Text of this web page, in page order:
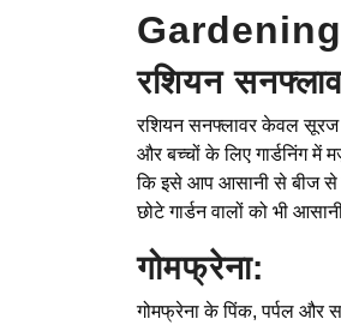
Gardening
रशियन
रशियन सनफ्लावर केवल सूरज
और बच्चों के लिए गार्डनिंग में
कि इसे आप आसानी से बीज से
छोटे गार्डन वालों को भी
गोमफ्रेना:
गोमफ्रेना के पिंक, पर्पल और